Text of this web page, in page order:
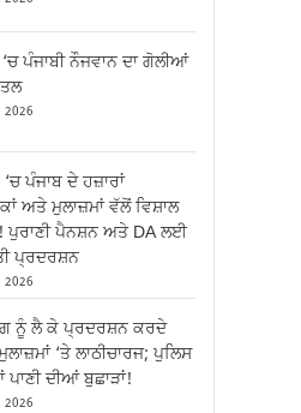
ਪੰਜਾਬੀ ਨੌਜਵਾਨ ਦਾ ਗੋਲੀਆਂ
ਪੰਜਾਬ ਦੇ ਹਜ਼ਾਰਾਂ
ਅਤੇ ਮੁਲਾਜ਼ਮਾਂ ਵੱਲੋਂ ਵਿਸ਼ਾਲ
ਪੁਰਾਣੀ ਪੈਨਸ਼ਨ ਅਤੇ DA ਲਈ
ਪ੍ਰਦਰਸ਼ਨ
ਨੂੰ ਲੈ ਕੇ ਪ੍ਰਦਰਸ਼ਨ ਕਰਦੇ
‘ਤੇ ਲਾਠੀਚਾਰਜ; ਪੁਲਿਸ
ਦੀਆਂ ਬੁਛਾੜਾਂ!